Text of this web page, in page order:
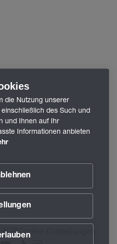
AGBCookie-Einstellungen
die Nutzung unserer
des Such und
und Ihnen auf Ihr
Informationen anbieten